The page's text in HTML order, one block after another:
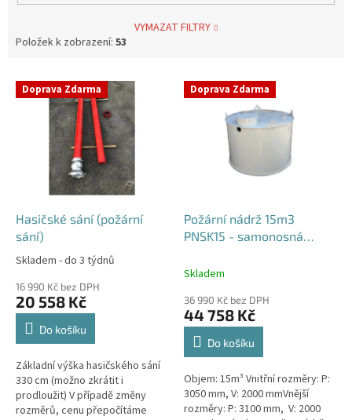
VYMAZAT FILTRY
Položek k zobrazení: 53
V Doprava Zdarma
Hasičské sání (požární
sání)
Průměrné
produktu
je
4,2
hvězdiček.
Skladem - do 3 týdnů
16 990 Kč bez DPH
20 558 Kč
Do košíku
Základní výška hasičského sání
330 cm (možno zkrátit i
prodloužit) V případě změny
rozměrů, cenu přepočítáme
Doprava Zdarma
Požární nádrž 15m3
PNSK15 - samonosná
Skladem
36 990 Kč bez DPH
44 758 Kč
Do košíku
Objem: 15m³ Vnitřní rozměry: P:
3050 mm, V: 2000 mmVnější
rozměry: P: 3100 mm, V: 2000